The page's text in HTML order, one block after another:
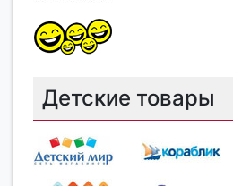
Детские товары